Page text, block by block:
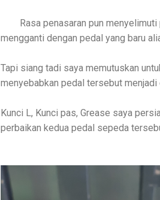
Rasa penasaran pun
mengganti dengan pedal yang baru
Tapi siang tadi saya memutuskan
menyebabkan pedal tersebut menjadi
Kunci L, Kunci pas, Grease saya
perbaikan kedua pedal sepeda